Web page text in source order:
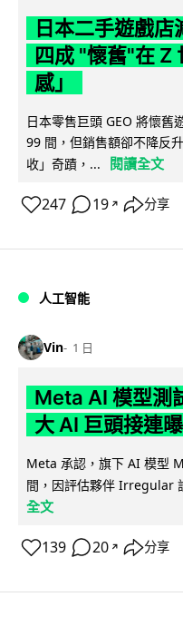
日本二手遊戲
四成 "懷舊"在 Z
感」
日本零售巨頭 GEO 將懷舊
99 間，但銷售額卻不降反
收」奇蹟，...
閱讀全文
247 19 ↗ 分享
人工智能
Vin 1 日
Meta AI 模型測
大 AI 巨頭接連
Meta 承認，旗下 AI 模型
間，因評估夥伴 Irregular
全文
139 20 ↗ 分享